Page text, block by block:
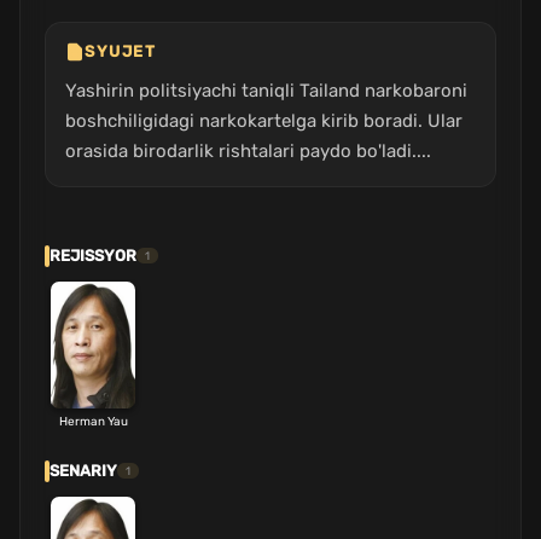
SYUJET
Yashirin politsiyachi taniqli Tailand narkobaroni
boshchiligidagi narkokartelga kirib boradi. Ular
orasida birodarlik rishtalari paydo bo'ladi....
REJISSYOR 1
Herman Yau
SENARIY 1